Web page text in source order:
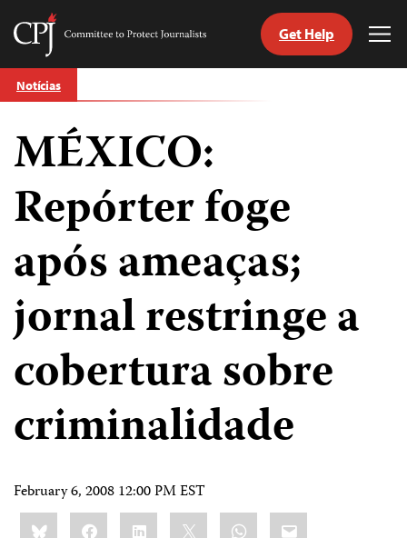
Skip
to
Committee
Journalists
Get Help
Notícias
MÉXICO:
Repórter foge
após ameaças;
jornal restringe a
cobertura sobre
criminalidade
February 6, 2008 12:00 PM EST
Share
this:BlueskyFacebookLinkedIn WhatsApp
Email